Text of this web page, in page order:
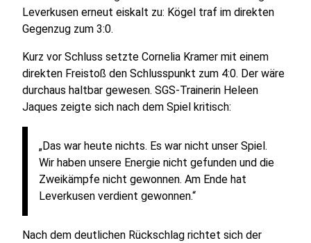
Leverkusen erneut eiskalt zu: Kögel traf im direkten
Gegenzug zum 3:0.
Kurz vor Schluss setzte Cornelia Kramer mit einem
direkten Freistoß den Schlusspunkt zum 4:0. Der wäre
durchaus haltbar gewesen. SGS-Trainerin Heleen
Jaques zeigte sich nach dem Spiel kritisch:
„Das war heute nichts. Es war nicht unser Spiel.
Wir haben unsere Energie nicht gefunden und die
Zweikämpfe nicht gewonnen. Am Ende hat
Leverkusen verdient gewonnen.“
Nach dem deutlichen Rückschlag richtet sich der